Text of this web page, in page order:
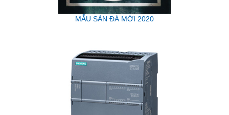
MẪU SÀN ĐÁ MỚI 2020